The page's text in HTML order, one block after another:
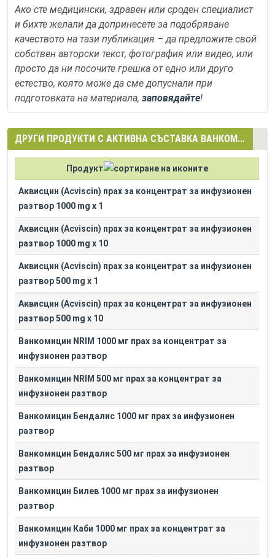
Ако сте медицински, здравен или сроден специалист
и бихте желали да допринесете за подобряване
качеството на тази публикация – да предложите свой
собствен авторски текст, фотография или видео, или
просто да ни посочите грешка от едно или друго
естество, която може да сме допуснали при
подготовката на материала, заповядайте!
ДРУГИ ПРОДУКТИ С АКТИВНА СЪСТАВКА ВАНКОМИЦИН (VANCOMYCIN)
Продукт
Аквисцин (Acviscin) прах за концентрат за инфузионен
разтвор 1000 mg x 1
Аквисцин (Acviscin) прах за концентрат за инфузионен
разтвор 1000 mg x 10
Аквисцин (Acviscin) прах за концентрат за инфузионен
разтвор 500 mg x 1
Аквисцин (Acviscin) прах за концентрат за инфузионен
разтвор 500 mg x 10
Ванкомицин NRIM 1000 мг прах за концентрат за
инфузионен разтвор
Ванкомицин NRIM 500 мг прах за концентрат за
инфузионен разтвор
Ванкомицин Бендалис 1000 мг прах за инфузионен
разтвор
Ванкомицин Бендалис 500 мг прах за инфузионен
разтвор
Ванкомицин Билев 1000 мг прах за инфузионен
разтвор
Ванкомицин Каби 1000 мг прах за концентрат за
инфузионен разтвор